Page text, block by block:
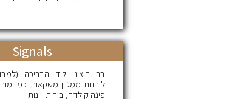
Signals
בר חיצוני ליד הבריכה
ליהנות ממגוון משקאות כמו
פינה קולדה, בירות ויינות.